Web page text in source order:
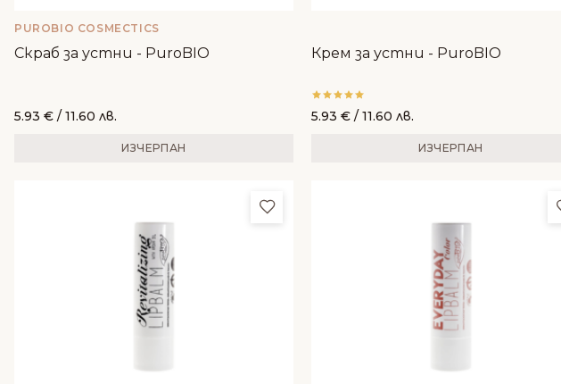
PUROBIO COSMECTICS
Скраб за устни - PuroBIO
5.93 € / 11.60 лв.
ИЗЧЕРПАН
Крем за устни - PuroBIO
5.93 € / 11.60 лв.
ИЗЧЕРПАН
Добави в любими